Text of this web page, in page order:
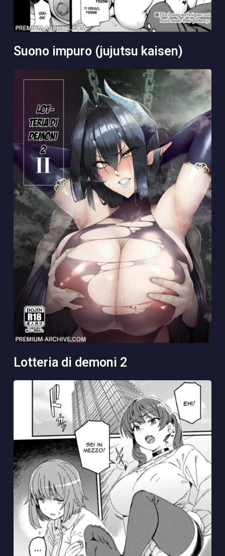
suono impuro (jujutsu kaisen)
lotteria di demoni 2